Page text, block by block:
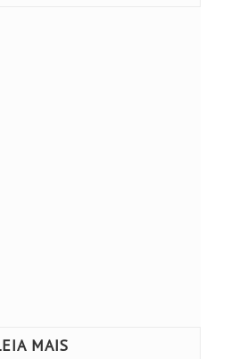
MAIS